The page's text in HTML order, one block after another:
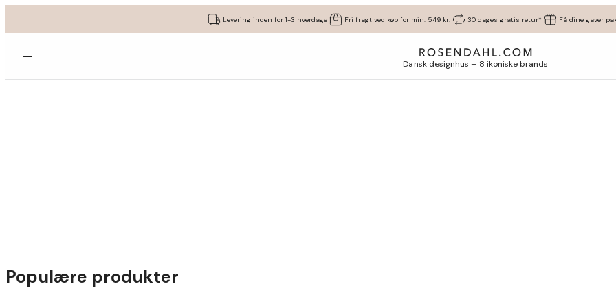
Levering inden for 1-3 hverdage Fri fragt ved køb for min. 549 kr. 30 dages gratis retur* Få dine gaver
Åbn menuen Dansk designhus – 8 ikoniske brands
Populære produkter